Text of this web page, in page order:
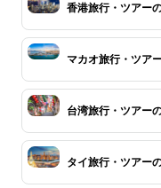
香港旅行・ツアー
マカオ旅行・ツア
台湾旅行・ツアー
タイ旅行・ツアー